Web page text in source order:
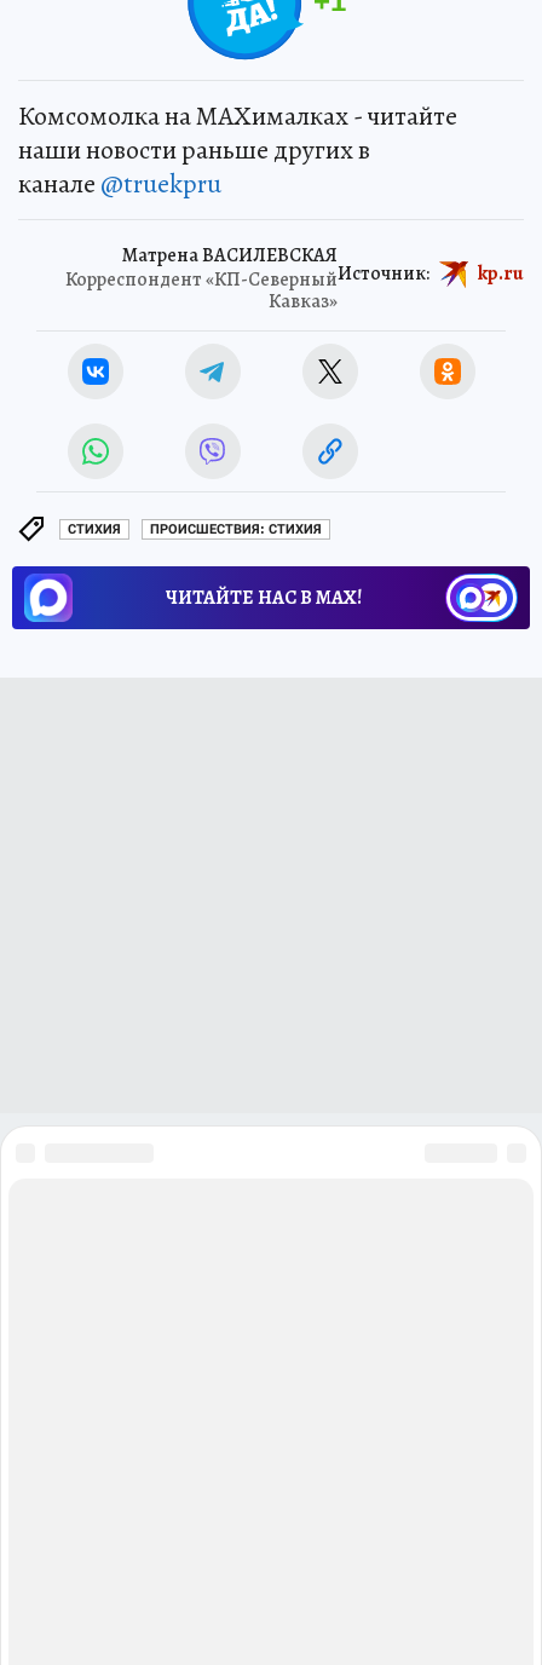
Комсомолка на MAXималках - читайте
наши новости раньше других в
канале @truekpru
Матрена ВАСИЛЕВСКАЯ
Корреспондент «КП-Северный
Кавказ»
Источник: kp.ru
СТИХИЯ ПРОИСШЕСТВИЯ: СТИХИЯ
ЧИТАЙТЕ НАС В МАХ!